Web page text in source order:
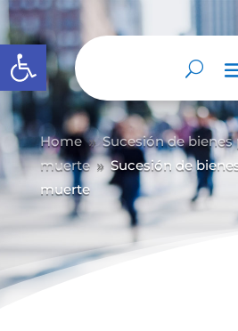
Abrir barra de herramientas
Home 9 Sucesión de bienes
muerte 9 Sucesión de
muerte